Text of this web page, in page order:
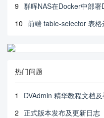
9 群晖NAS在Docker中部
10 前端 table-selector 表格
热门问题
1
DVAdmin 精华教程文档
2 正式版本发布及更新日志